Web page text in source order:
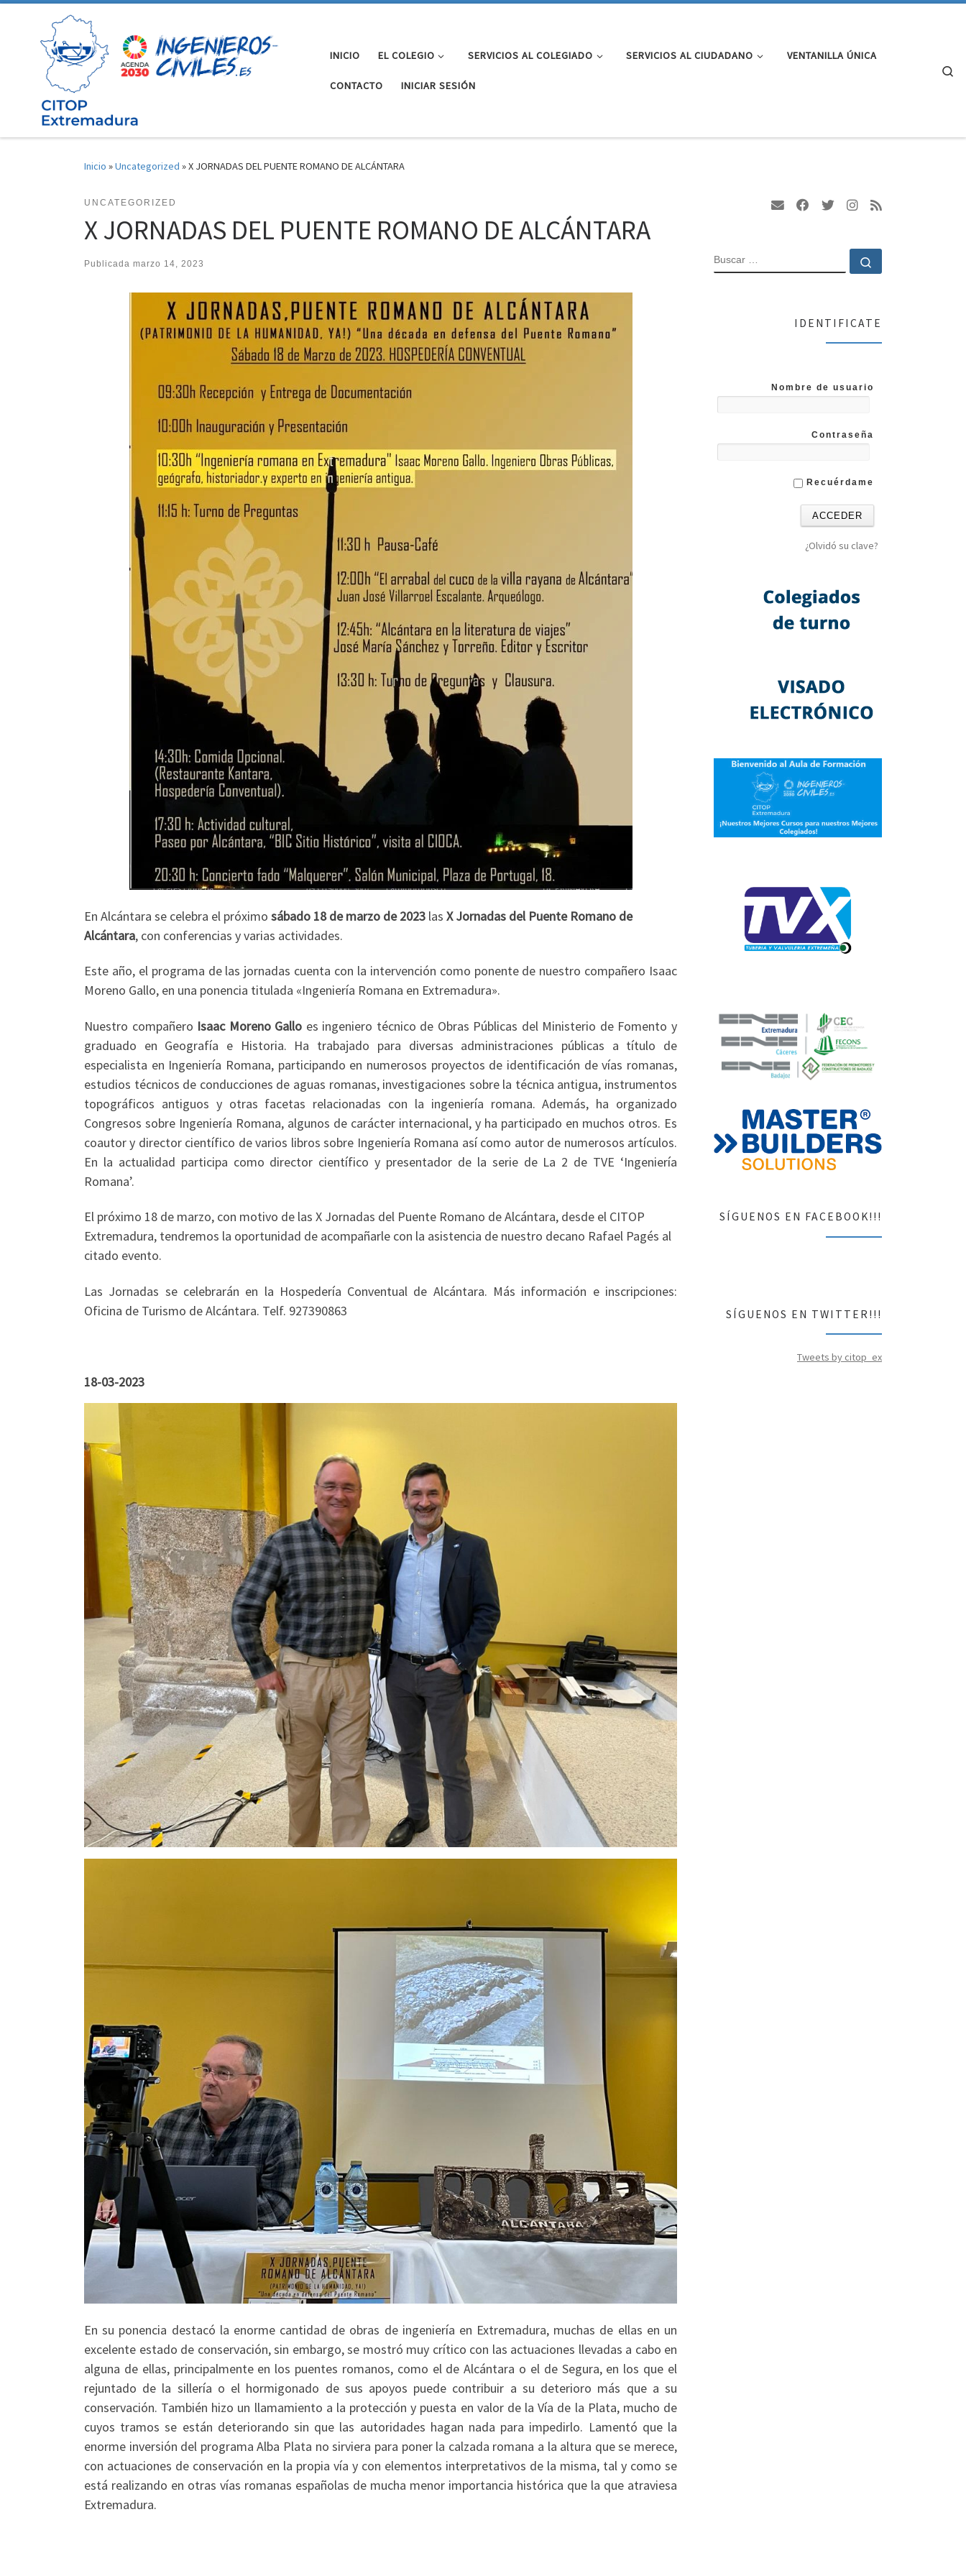
Saltar al contenido
INICIO EL COLEGIO SERVICIOS AL COLEGIADO SERVICIOS AL CIUDADANO VENTANILLA ÚNICA
CONTACTO INICIAR SESIÓN
Inicio »Uncategorized »X JORNADAS DEL PUENTE ROMANO DE ALCÁNTARA
UNCATEGORIZED
X JORNADAS DEL PUENTE ROMANO DE ALCÁNTARA
Publicada marzo 14, 2023
En Alcántara se celebra el próximo sábado 18 de marzo de 2023 las X Jornadas del Puente Romano de
Alcántara, con conferencias y varias actividades.
Este año, el programa de las jornadas cuenta con la intervención como ponente de nuestro compañero Isaac
Moreno Gallo, en una ponencia titulada «Ingeniería Romana en Extremadura».
Nuestro compañero Isaac Moreno Gallo es ingeniero técnico de Obras Públicas del Ministerio de Fomento y
graduado en Geografía e Historia. Ha trabajado para diversas administraciones públicas a título de
especialista en Ingeniería Romana, participando en numerosos proyectos de identificación de vías romanas,
estudios técnicos de conducciones de aguas romanas, investigaciones sobre la técnica antigua, instrumentos
topográficos antiguos y otras facetas relacionadas con la ingeniería romana. Además, ha organizado
Congresos sobre Ingeniería Romana, algunos de carácter internacional, y ha participado en muchos otros. Es
coautor y director científico de varios libros sobre Ingeniería Romana así como autor de numerosos artículos.
En la actualidad participa como director científico y presentador de la serie de La 2 de TVE ‘Ingeniería
Romana’.
El próximo 18 de marzo, con motivo de las X Jornadas del Puente Romano de Alcántara, desde el CITOP
Extremadura, tendremos la oportunidad de acompañarle con la asistencia de nuestro decano Rafael Pagés al
citado evento.
Las Jornadas se celebrarán en la Hospedería Conventual de Alcántara. Más información e inscripciones:
Oficina de Turismo de Alcántara. Telf. 927390863
18-03-2023
En su ponencia destacó la enorme cantidad de obras de ingeniería en Extremadura, muchas de ellas en un
excelente estado de conservación, sin embargo, se mostró muy crítico con las actuaciones llevadas a cabo en
alguna de ellas, principalmente en los puentes romanos, como el de Alcántara o el de Segura, en los que el
rejuntado de la sillería o el hormigonado de sus apoyos puede contribuir a su deterioro más que a su
conservación. También hizo un llamamiento a la protección y puesta en valor de la Vía de la Plata, mucho de
cuyos tramos se están deteriorando sin que las autoridades hagan nada para impedirlo. Lamentó que la
enorme inversión del programa Alba Plata no sirviera para poner la calzada romana a la altura que se merece,
con actuaciones de conservación en la propia vía y con elementos interpretativos de la misma, tal y como se
está realizando en otras vías romanas españolas de mucha menor importancia histórica que la que atraviesa
Extremadura.
BUSCAR
IDENTIFICATE
Nombre de usuario
Contraseña
Recuérdame
¿Olvidó su clave?
SÍGUENOS EN FACEBOOK!!!
SÍGUENOS EN TWITTER!!!
Tweets by citop_ex